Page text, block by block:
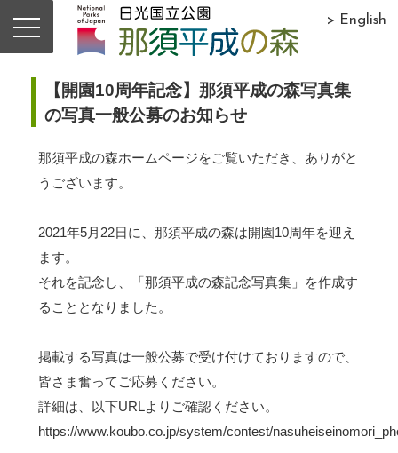
> English
【開園10周年記念】那須平成の森写真集
の写真一般公募のお知らせ
那須平成の森ホームページをご覧いただき、ありがと
うございます。
2021年5月22日に、那須平成の森は開園10周年を迎え
ます。
それを記念し、「那須平成の森記念写真集」を作成す
ることとなりました。
掲載する写真は一般公募で受け付けておりますので、
皆さま奮ってご応募ください。
詳細は、以下URLよりご確認ください。
https://www.koubo.co.jp/system/contest/